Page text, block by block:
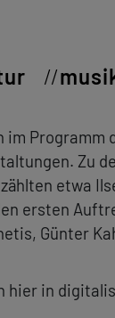
Programm
Zu
etwa
ersten
Günter
hier in